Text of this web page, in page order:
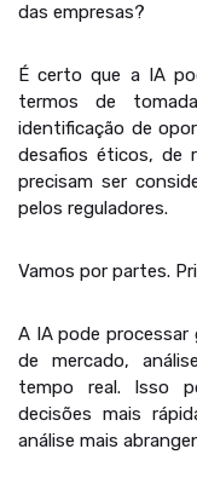
das empresas?
É certo que a IA
termos de
identificação de
desafios éticos, de
precisam ser
pelos reguladores.
Vamos por partes.
A IA pode processar
de mercado,
tempo real. Isso
decisões mais
análise mais